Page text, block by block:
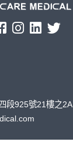
段925號21樓之2A